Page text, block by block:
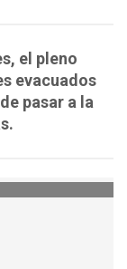
el pleno
evacuados
pasar a la